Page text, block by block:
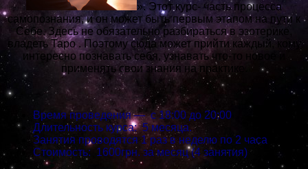
». Этот курс- часть процесса
самопознания, и он может быть первым этапом на пути к
Себе. Здесь не обязательно разбираться в эзотерике,
владеть Таро . Поэтому сюда может прийти каждый, кому
интересно познавать себя, узнавать что-то новое и
применять свои знания на практике.
Время проведения — с 18:00 до 20:00
Длительность курса: 5 месяца.
Занятия проводятся 1 раз в неделю по 2 часа
Стоимость: 1600грн. за месяц (4 занятия)